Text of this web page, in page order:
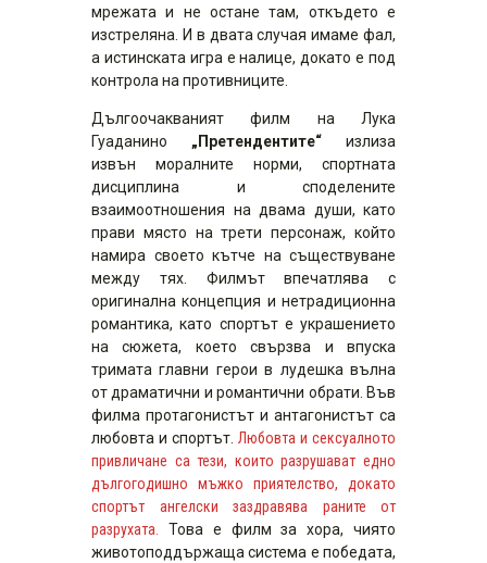
мрежата и не остане там, откъдето е
изстреляна. И в двата случая имаме фал,
а истинската игра е налице, докато е под
контрола на противниците.
Дългоочакваният филм на Лука
Гуаданино „Претендентите“ излиза
извън моралните норми, спортната
дисциплина и споделените
взаимоотношения на двама души, като
прави място на трети персонаж, който
намира своето кътче на съществуване
между тях. Филмът впечатлява с
оригинална концепция и нетрадиционна
романтика, като спортът е украшението
на сюжета, което свързва и впуска
тримата главни герои в лудешка вълна
от драматични и романтични обрати. Във
филма протагонистът и антагонистът са
любовта и спортът. Любовта и сексуалното
привличане са тези, които разрушават едно
дългогодишно мъжко приятелство, докато
спортът ангелски заздравява раните от
разрухата. Това е филм за хора, чиято
животоподдържаща система е победата,